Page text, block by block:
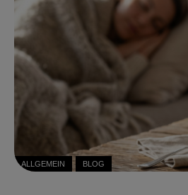
ALLGEMEIN BLOG